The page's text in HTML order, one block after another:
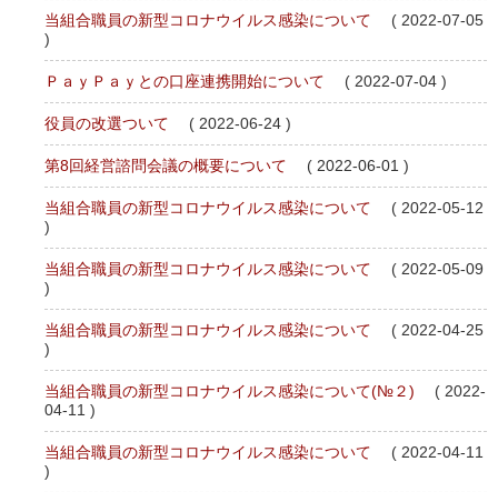
当組合職員の新型コロナウイルス感染について
( 2022-07-05
)
ＰａｙＰａｙとの口座連携開始について ( 2022-07-04 )
役員の改選ついて ( 2022-06-24 )
第8回経営諮問会議の概要について ( 2022-06-01 )
当組合職員の新型コロナウイルス感染について
( 2022-05-12
)
当組合職員の新型コロナウイルス感染について
( 2022-05-09
)
当組合職員の新型コロナウイルス感染について
( 2022-04-25
)
当組合職員の新型コロナウイルス感染について(№２)
( 2022-
04-11 )
当組合職員の新型コロナウイルス感染について
( 2022-04-11
)